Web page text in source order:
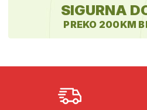
SIGURNA
PREKO 200KM